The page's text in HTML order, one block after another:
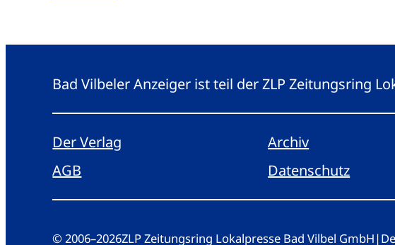
Bad Vilbeler Anzeiger ist teil der ZLP Zeitungsring
Der Verlag Archiv
AGB
Datenschutz
© 2006–2026ZLP Zeitungsring Lokalpresse Bad Vilbel GmbH |